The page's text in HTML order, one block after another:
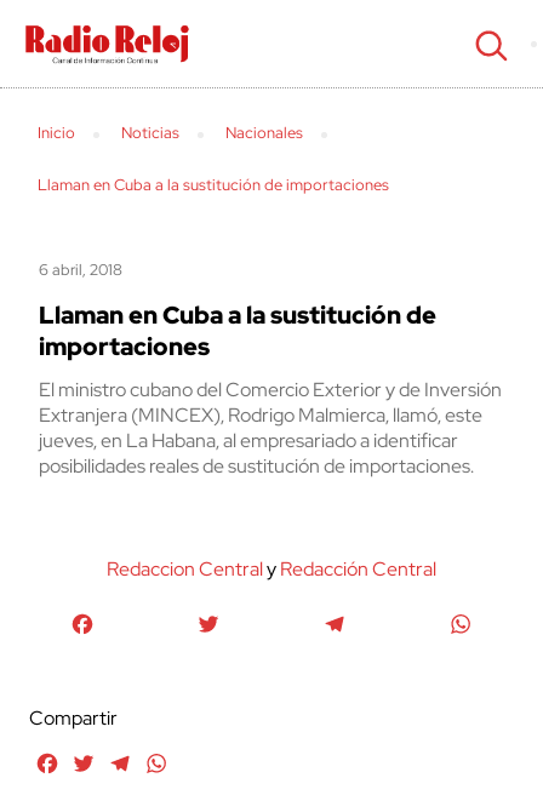
cerrar
Inicio Noticias Nacionales
Llaman en Cuba a la sustitución de importaciones
6 abril, 2018
Llaman en Cuba a la sustitución de
importaciones
El ministro cubano del Comercio Exterior y de Inversión
Extranjera (MINCEX), Rodrigo Malmierca, llamó, este
jueves, en La Habana, al empresariado a identificar
posibilidades reales de sustitución de importaciones.
Redaccion CentralyRedacción Central
Compartir
FacebookTwitterTelegram